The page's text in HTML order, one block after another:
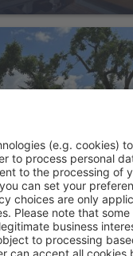
noci